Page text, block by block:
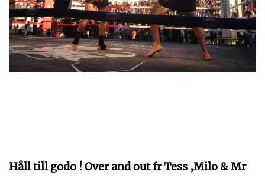
Håll till godo ! Over and out fr Tess ,Milo & Mr